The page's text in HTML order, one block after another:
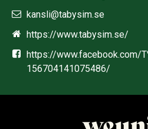
kansli@tabysim.se
https://www.tabysim.se/
https://www.facebook.com/
156704141075486/